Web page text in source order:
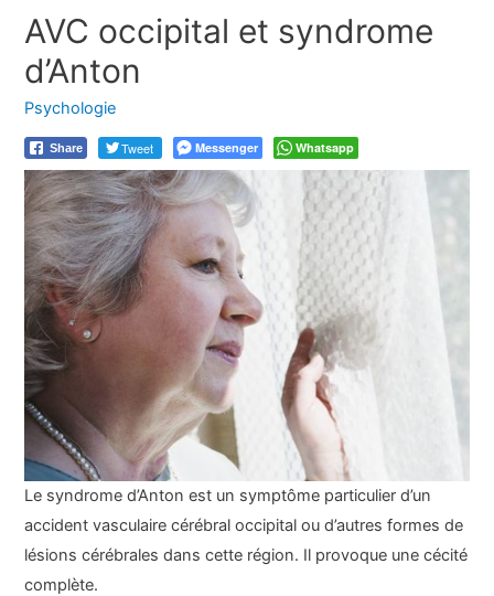
AVC occipital et syndrome
d’Anton
Psychologie
Share Tweet Messenger Whatsapp
Le syndrome d’Anton est un symptôme particulier d’un
accident vasculaire cérébral occipital ou d’autres formes de
lésions cérébrales dans cette région. Il provoque une cécité
complète.